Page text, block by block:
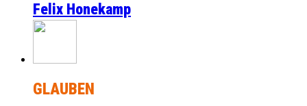
Felix Honekamp
GLAUBEN